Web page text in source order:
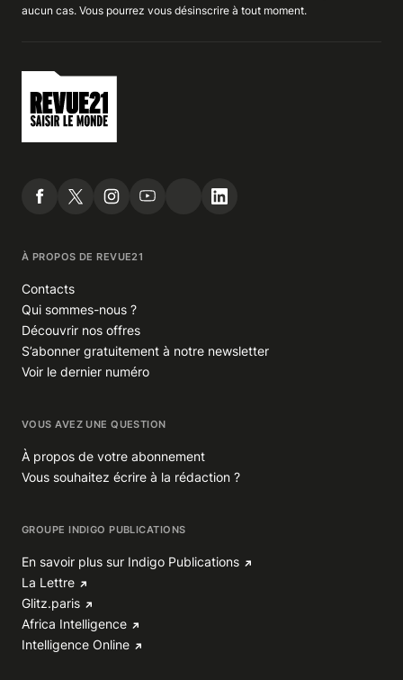
aucun cas. Vous pourrez vous désinscrire à tout moment.
À PROPOS DE REVUE21
Contacts
Qui sommes-nous ?
Découvrir nos offres
S’abonner gratuitement à notre newsletter
Voir le dernier numéro
VOUS AVEZ UNE QUESTION
À propos de votre abonnement
Vous souhaitez écrire à la rédaction ?
GROUPE INDIGO PUBLICATIONS
En savoir plus sur Indigo Publications
La Lettre
Glitz.paris
Africa Intelligence
Intelligence Online